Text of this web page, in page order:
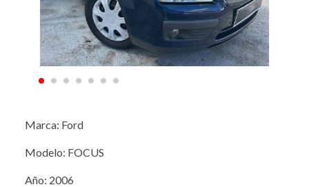
Marca: Ford
Modelo: FOCUS
Año: 2006